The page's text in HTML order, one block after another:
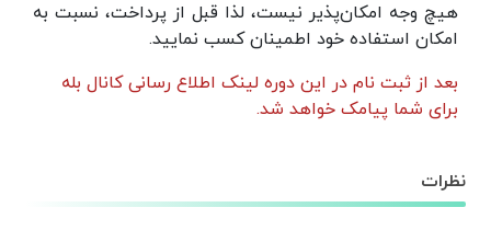
هیچ وجه امکان‌پذیر نیست، لذا قبل از پرداخت، نسبت به
امکان استفاده خود اطمینان کسب نمایید.
بعد از ثبت نام در این دوره لینک اطلاع رسانی کانال بله
برای شما پیامک خواهد شد.
نظرات